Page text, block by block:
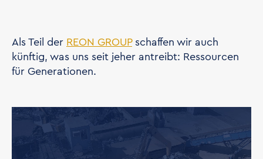
Als Teil der REON GROUPschaffen wir auch
künftig, was uns seit jeher antreibt: Ressourcen
für Generationen.